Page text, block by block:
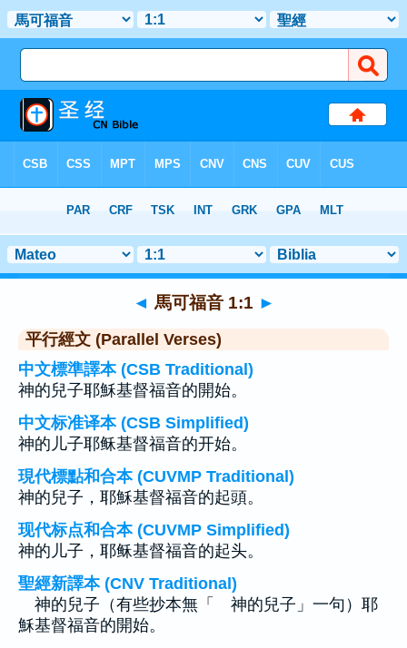
> 聖經金句 1
◄ 馬可福音 1:1 ►
平行經文 (Parallel Verses)
中文標準譯本 (CSB Traditional)
神的兒子耶穌基督福音的開始。
中文标准译本 (CSB Simplified)
神的儿子耶稣基督福音的开始。
現代標點和合本 (CUVMP Traditional)
神的兒子，耶穌基督福音的起頭。
现代标点和合本 (CUVMP Simplified)
神的儿子，耶稣基督福音的起头。
聖經新譯本 (CNV Traditional)
神的兒子（有些抄本無「 神的兒子」一句）耶
穌基督福音的開始。